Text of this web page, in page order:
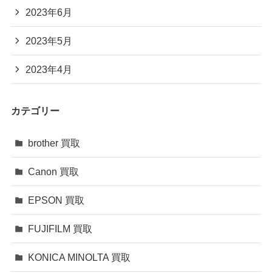
2023年6月
2023年5月
2023年4月
カテゴリー
brother 買取
Canon 買取
EPSON 買取
FUJIFILM 買取
KONICA MINOLTA 買取